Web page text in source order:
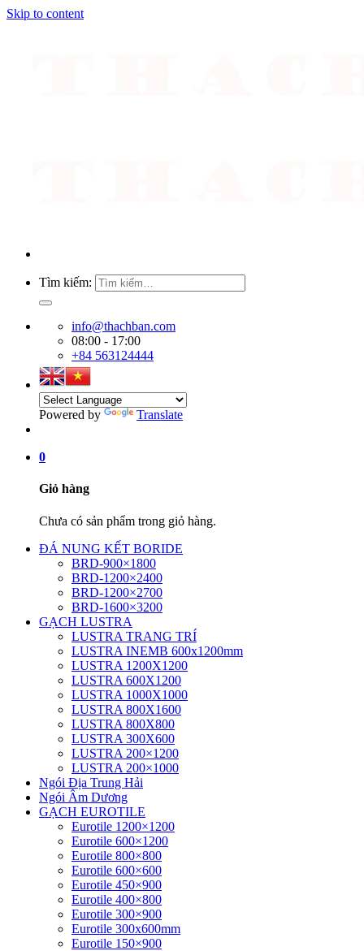
Skip to content
Tìm kiếm:
info@thachban.com
08:00 - 17:00
+84 563124444
Powered by Translate
0
Giỏ hàng
Chưa có sản phẩm trong giỏ hàng.
ĐÁ NUNG KẾT BORIDE
BRD-900×1800
BRD-1200×2400
BRD-1200×2700
BRD-1600×3200
GẠCH LUSTRA
LUSTRA TRANG TRÍ
LUSTRA INEMB 600x1200mm
LUSTRA 1200X1200
LUSTRA 600X1200
LUSTRA 1000X1000
LUSTRA 800X1600
LUSTRA 800X800
LUSTRA 300X600
LUSTRA 200×1200
LUSTRA 200×1000
Ngói Địa Trung Hải
Ngói Âm Dương
GẠCH EUROTILE
Eurotile 1200×1200
Eurotile 600×1200
Eurotile 800×800
Eurotile 600×600
Eurotile 450×900
Eurotile 400×800
Eurotile 300×900
Eurotile 300x600mm
Eurotile 150×900